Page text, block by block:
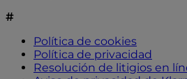
#
Política de cookies
Política de privacidad
Resolución de litigios en